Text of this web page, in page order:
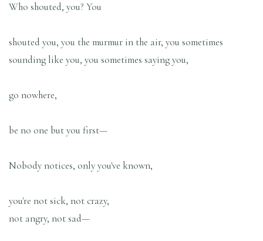
Who shouted, you? You
shouted you, you the murmur in the air, you sometimes
sounding like you, you sometimes saying you,
go nowhere,
be no one but you first—
Nobody notices, only you've known,
you're not sick, not crazy,
not angry, not sad—